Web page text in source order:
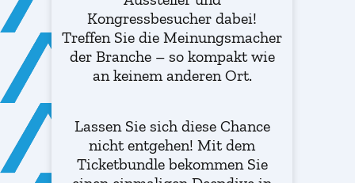
Kongressbesucher dabei!
Treffen Sie die Meinungsmacher
der Branche – so kompakt wie
an keinem anderen Ort.
Lassen Sie sich diese Chance
nicht entgehen! Mit dem
Ticketbundle bekommen Sie